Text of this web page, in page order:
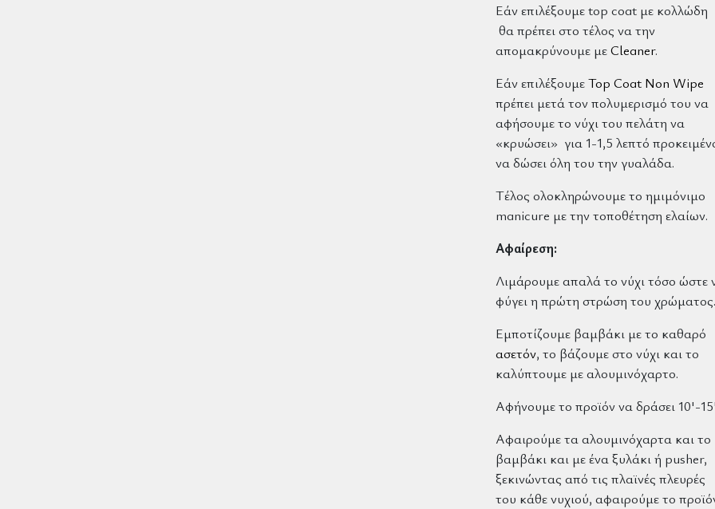
Εάν επιλέξουμε top coat με κολλώδη
θα πρέπει στο τέλος να την
απομακρύνουμε μεCleaner.
Εάν επιλέξουμεTop Coat Non Wipe
πρέπει μετά τον πολυμερισμό του να
αφήσουμε το νύχι του πελάτη να
«κρυώσει» για 1-1,5 λεπτό
να δώσει όλη του την γυαλάδα.
Τέλος ολοκληρώνουμε το ημιμόνιμο
manicure με την τοποθέτηση ελαίων.
Αφαίρεση:
Λιμάρουμε απαλά το νύχι τόσο ώστε
φύγει η πρώτη στρώση του χρώματος.
Εμποτίζουμε βαμβάκι με το καθαρό
ασετόν, το βάζουμε στο νύχι και το
καλύπτουμε με αλουμινόχαρτο.
Αφήνουμε το προϊόν να δράσει 10'-
Αφαιρούμε τα αλουμινόχαρτα και το
βαμβάκι και με ένα ξυλάκι ή pusher,
ξεκινώντας από τις πλαϊνές πλευρές
του κάθε νυχιού, αφαιρούμε το